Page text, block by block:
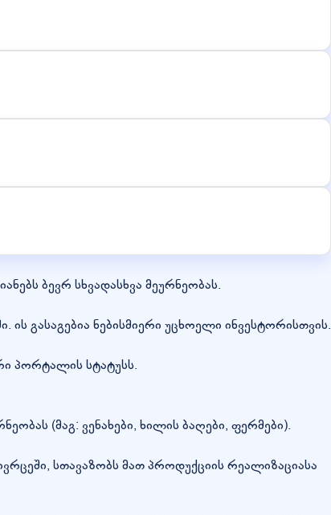
ბევრ სხვადასხვა მეურნეობას.
ნებისმიერი უცხოელი ინვესტორისთვის.
პორტალის სტატუსს.
(მაგ: ვენახები, ხილის ბაღები, ფერმები).
სთავაზობს მათ პროდუქციის რეალიზაციასა